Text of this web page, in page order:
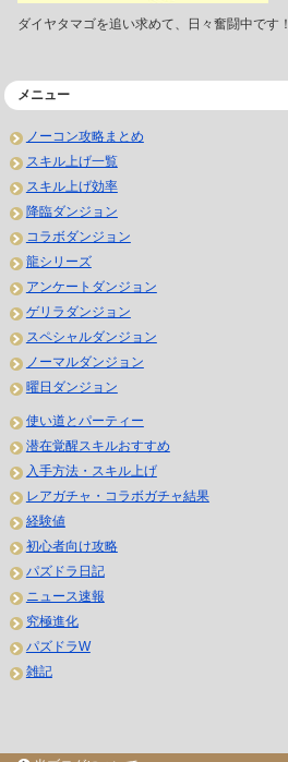
ダイヤタマゴを追い求めて、日々奮闘中です！
メニュー
ノーコン攻略まとめ
スキル上げ一覧
スキル上げ効率
降臨ダンジョン
コラボダンジョン
龍シリーズ
アンケートダンジョン
ゲリラダンジョン
スペシャルダンジョン
ノーマルダンジョン
曜日ダンジョン
使い道とパーティー
潜在覚醒スキルおすすめ
入手方法・スキル上げ
レアガチャ・コラボガチャ結果
経験値
初心者向け攻略
パズドラ日記
ニュース速報
究極進化
パズドラW
雑記